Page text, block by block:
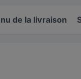
de la livraison